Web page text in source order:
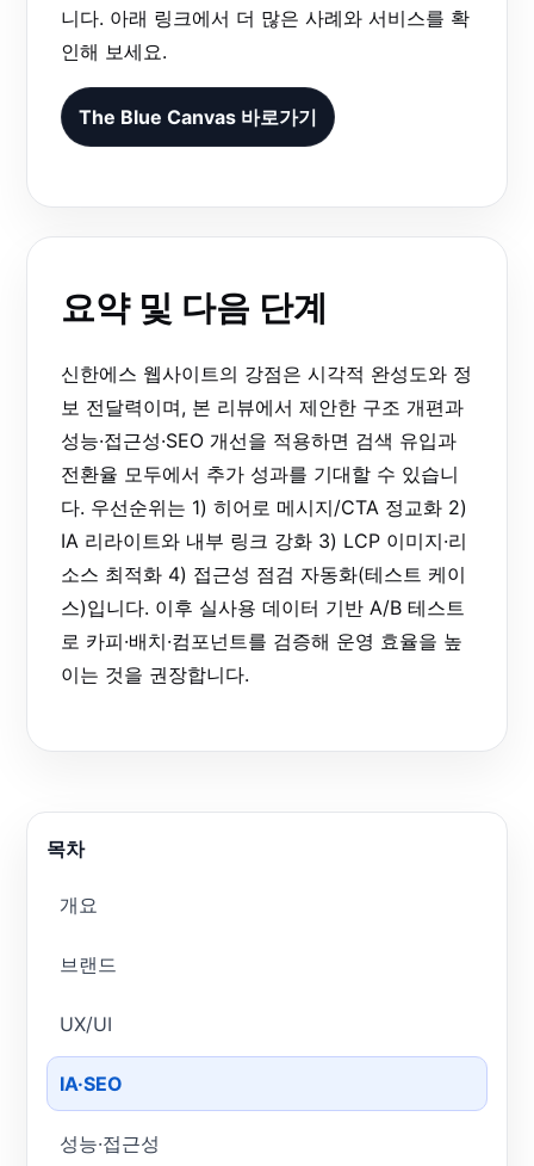
니다. 아래 링크에서 더 많은 사례와 서비스를 확
인해 보세요.
The Blue Canvas 바로가기
요약 및 다음 단계
신한에스 웹사이트의 강점은 시각적 완성도와 정
보 전달력이며, 본 리뷰에서 제안한 구조 개편과
성능·접근성·SEO 개선을 적용하면 검색 유입과
전환율 모두에서 추가 성과를 기대할 수 있습니
다. 우선순위는 1) 히어로 메시지/CTA 정교화 2)
IA 리라이트와 내부 링크 강화 3) LCP 이미지·리
소스 최적화 4) 접근성 점검 자동화(테스트 케이
스)입니다. 이후 실사용 데이터 기반 A/B 테스트
로 카피·배치·컴포넌트를 검증해 운영 효율을 높
이는 것을 권장합니다.
목차
개요
브랜드
UX/UI
IA·SEO
성능·접근성